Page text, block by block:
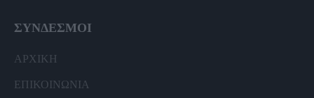
ΣΥΝΔΕΣΜΟΙ
ΑΡΧΙΚΗ
ΕΠΙΚΟΙΝΩΝΙΑ